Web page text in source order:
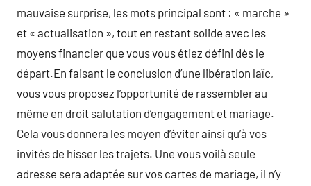
mauvaise surprise, les mots principal sont : « marche »
et « actualisation », tout en restant solide avec les
moyens financier que vous vous étiez défini dès le
départ.En faisant le conclusion d’une libération laïc,
vous vous proposez l’opportunité de rassembler au
même en droit salutation d’engagement et mariage.
Cela vous donnera les moyen d’éviter ainsi qu’à vos
invités de hisser les trajets. Une vous voilà seule
adresse sera adaptée sur vos cartes de mariage, il n’y